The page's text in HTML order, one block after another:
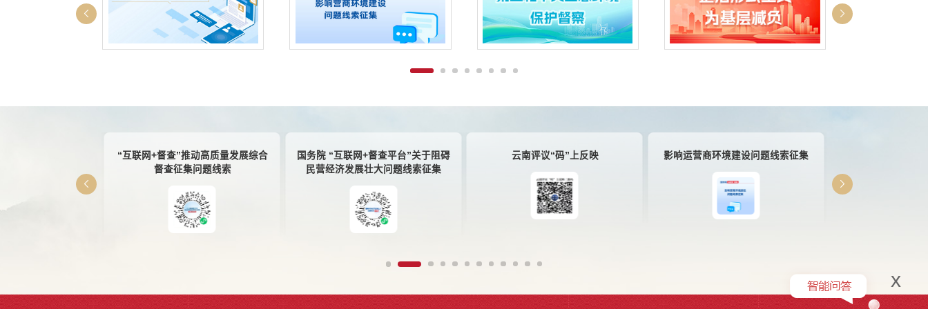
“互联网+督查”推动高质量发展综合
督查征集问题线索
国务院 “互联网+督查平台”关于阻碍
民营经济发展壮大问题线索征集
云南评议“码”上反映 影响运营商环境建设问题线索征集
x